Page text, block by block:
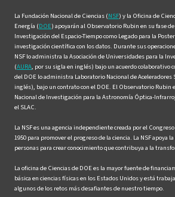
La Fundación Nacional de Ciencias (NSF) y la Oficina de
Energía (DOE) apoyarán al Observatorio Rubin en su fase
Investigación del Espacio-Tiempo como Legado para la
investigación científica con los datos. Durante sus
NSF lo administra la Asociación de Universidades para la
(AURA, por su sigla en inglés) bajo un acuerdo colaborativo
del DOE lo administra Laboratorio Nacional de Aceleradores
inglés), bajo un contrato con el DOE. El Observatorio Rubin
Nacional de Investigación para la Astronomía Óptica-
el SLAC.
La NSF es una agencia independiente creada por el
1950 para promover el progreso de la ciencia. La NSF apoya
personas para crear conocimiento que contribuya a la
La oficina de Ciencias de DOE es la mayor fuente de
básica en ciencias físicas en los Estados Unidos y está
algunos de los retos más desafiantes de nuestro tiempo.